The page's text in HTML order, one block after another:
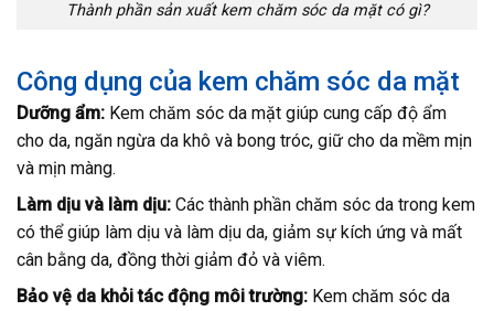
Thành phần sản xuất kem chăm sóc da mặt có gì?
Công dụng của kem chăm sóc da mặt
Dưỡng ẩm: Kem chăm sóc da mặt giúp cung cấp độ ẩm
cho da, ngăn ngừa da khô và bong tróc, giữ cho da mềm mịn
và mịn màng.
Làm dịu và làm dịu: Các thành phần chăm sóc da trong kem
có thể giúp làm dịu và làm dịu da, giảm sự kích ứng và mất
cân bằng da, đồng thời giảm đỏ và viêm.
Bảo vệ da khỏi tác động môi trường: Kem chăm sóc da